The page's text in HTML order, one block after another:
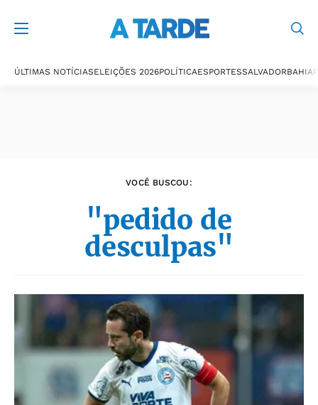
ÚLTIMAS NOTÍCIASELEIÇÕES 2026POLÍTICAESPORTESSALVADORBAHIA
VOCÊ BUSCOU:
"pedido de
desculpas"